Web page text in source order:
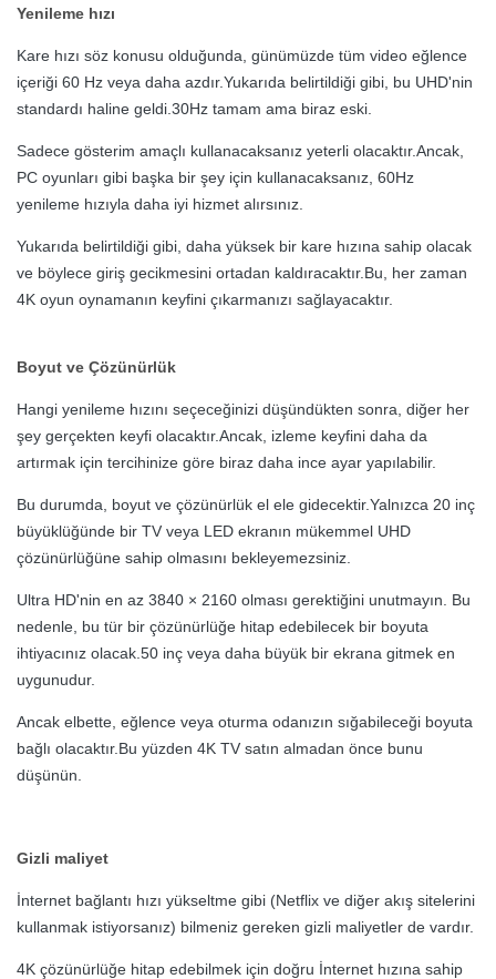
Yenileme hızı
Kare hızı söz konusu olduğunda, günümüzde tüm video eğlence
içeriği 60 Hz veya daha azdır.Yukarıda belirtildiği gibi, bu UHD'nin
standardı haline geldi.30Hz tamam ama biraz eski.
Sadece gösterim amaçlı kullanacaksanız yeterli olacaktır.Ancak,
PC oyunları gibi başka bir şey için kullanacaksanız, 60Hz
yenileme hızıyla daha iyi hizmet alırsınız.
Yukarıda belirtildiği gibi, daha yüksek bir kare hızına sahip olacak
ve böylece giriş gecikmesini ortadan kaldıracaktır.Bu, her zaman
4K oyun oynamanın keyfini çıkarmanızı sağlayacaktır.
Boyut ve Çözünürlük
Hangi yenileme hızını seçeceğinizi düşündükten sonra, diğer her
şey gerçekten keyfi olacaktır.Ancak, izleme keyfini daha da
artırmak için tercihinize göre biraz daha ince ayar yapılabilir.
Bu durumda, boyut ve çözünürlük el ele gidecektir.Yalnızca 20 inç
büyüklüğünde bir TV veya LED ekranın mükemmel UHD
çözünürlüğüne sahip olmasını bekleyemezsiniz.
Ultra HD'nin en az 3840 × 2160 olması gerektiğini unutmayın. Bu
nedenle, bu tür bir çözünürlüğe hitap edebilecek bir boyuta
ihtiyacınız olacak.50 inç veya daha büyük bir ekrana gitmek en
uygunudur.
Ancak elbette, eğlence veya oturma odanızın sığabileceği boyuta
bağlı olacaktır.Bu yüzden 4K TV satın almadan önce bunu
düşünün.
Gizli maliyet
İnternet bağlantı hızı yükseltme gibi (Netflix ve diğer akış sitelerini
kullanmak istiyorsanız) bilmeniz gereken gizli maliyetler de vardır.
4K çözünürlüğe hitap edebilmek için doğru İnternet hızına sahip